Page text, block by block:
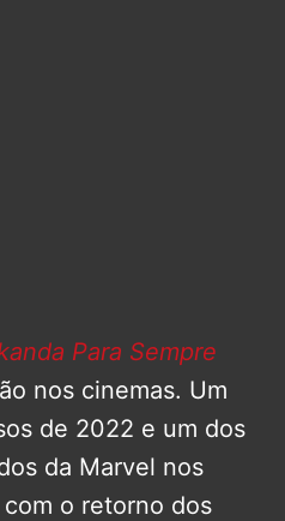
Para Sempre
nos cinemas. Um
de 2022 e um dos
da Marvel nos
o retorno dos